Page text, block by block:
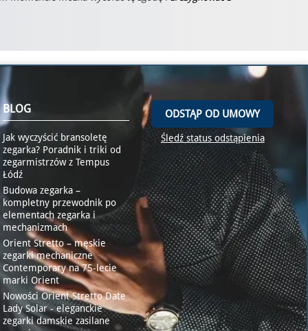
BLOG
Jak wyczyścić bransoletę
zegarka? Poradnik i triki od
zegarmistrzów z Tempus
Łódź
Budowa zegarka –
kompletny przewodnik po
elementach zegarka i
mechanizmach
Orient Stretto – męskie
zegarki mechaniczne
Contemporary na 75-lecie
marki Orient
Nowości Orient Stretto Date
Lady Solar - eleganckie
zegarki damskie zasilane
ODSTĄP OD UMOWY
Śledź status odstąpienia